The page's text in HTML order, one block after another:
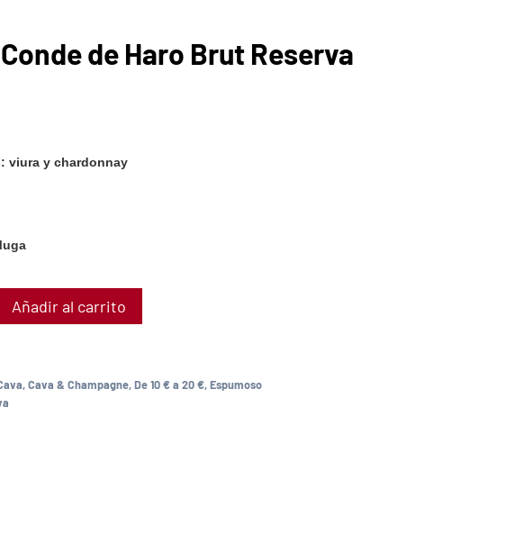
de Haro Brut Reserva
viura y chardonnay
Añadir al carrito
,Cava & Champagne,De 10 € a 20 €,Espumoso